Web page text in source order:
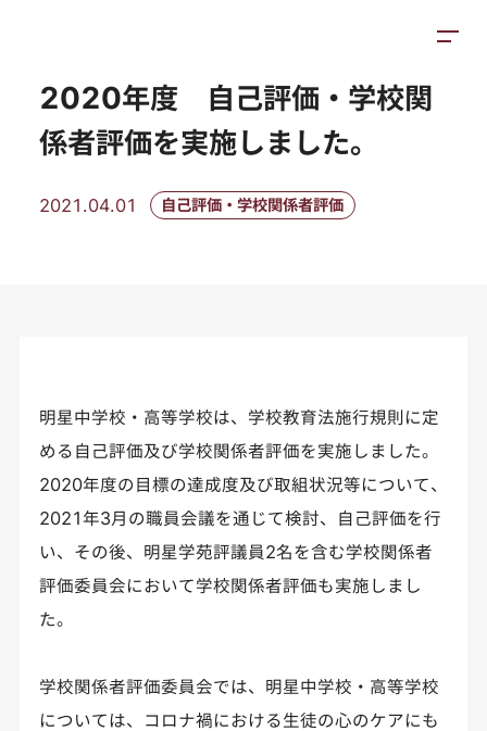
2020年度 自己評価・学校関
係者評価を実施しました。
2021.04.01 自己評価・学校関係者評価
明星中学校・高等学校は、学校教育法施行規則に定
める自己評価及び学校関係者評価を実施しました。
2020年度の目標の達成度及び取組状況等について、
2021年3月の職員会議を通じて検討、自己評価を行
い、その後、明星学苑評議員2名を含む学校関係者
評価委員会において学校関係者評価も実施しまし
た。
学校関係者評価委員会では、明星中学校・高等学校
については、コロナ禍における生徒の心のケアにも